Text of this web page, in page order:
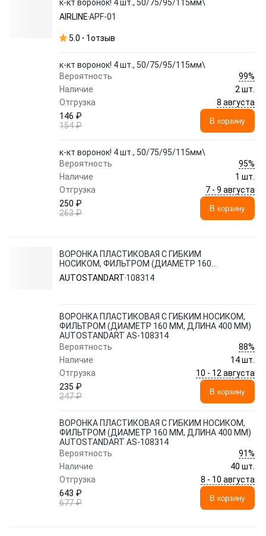
к-кт воронок! 4 шт., 50/75/95/115мм\
AIRLINEAPF-01
5.0 1отзыв
к-кт воронок! 4 шт., 50/75/95/115мм\
Вероятность
99%
Наличие
2 шт.
Отгрузка
8 августа
146 ₽
154 ₽
В корзину
к-кт воронок! 4 шт., 50/75/95/115мм\
Вероятность
95%
Наличие
1 шт.
Отгрузка
7 - 9 августа
250 ₽
263 ₽
В корзину
ВОРОНКА ПЛАСТИКОВАЯ С ГИБКИМ
НОСИКОМ, ФИЛЬТРОМ (ДИАМЕТР 160
ММ, ДЛИНА 400 ММ) AUTOSTANDART AS-
108314
AUTOSTANDART 108314
ВОРОНКА ПЛАСТИКОВАЯ С ГИБКИМ НОСИКОМ,
ФИЛЬТРОМ (ДИАМЕТР 160 ММ, ДЛИНА 400 ММ)
AUTOSTANDART AS-108314
Вероятность
88%
Наличие
14 шт.
Отгрузка
10 - 12 августа
235 ₽
247 ₽
В корзину
ВОРОНКА ПЛАСТИКОВАЯ С ГИБКИМ НОСИКОМ,
ФИЛЬТРОМ (ДИАМЕТР 160 ММ, ДЛИНА 400 ММ)
AUTOSTANDART AS-108314
Вероятность
91%
Наличие
40 шт.
Отгрузка
8 - 10 августа
643 ₽
677 ₽
В корзину